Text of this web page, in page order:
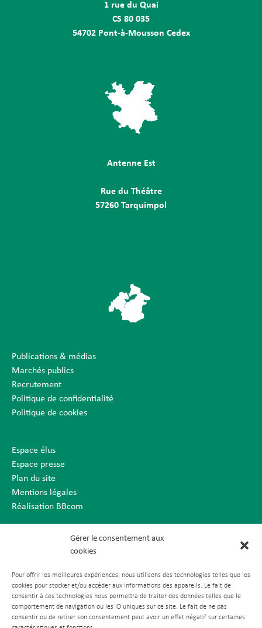
Gérer le consentement aux
cookies
Pour offrir les meilleures expériences, nous utilisons des technologies telles que les
cookies pour stocker et/ou accéder aux informations des appareils. Le fait de
consentir à ces technologies nous permettra de traiter des données telles que le
comportement de navigation ou les ID uniques sur ce site. Le fait de ne pas
consentir ou de retirer son consentement peut avoir un effet négatif sur certaines
1 rue du Quai
CS 80 035
54702 Pont-à-Mousson Cedex
Antenne Est
Rue du Théâtre
57260 Tarquimpol
Publications & médias
Marchés publics
Recrutement
Politique de confidentialité
Politique de cookies
Espace élus
Espace presse
Plan du site
Mentions légales
Réalisation BBcom